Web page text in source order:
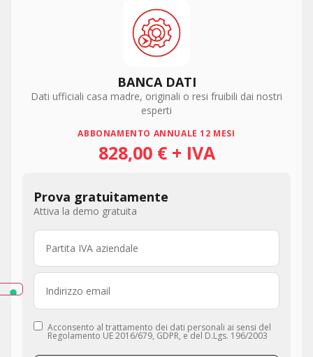
BANCA DATI
Dati ufficiali casa madre, originali o resi fruibili dai nostri
esperti
ABBONAMENTO ANNUALE 12 MESI
828,00 € + IVA
Prova gratuitamente
Attiva la demo gratuita
Acconsento al trattamento dei dati personali ai sensi del
Regolamento UE 2016/679, GDPR, e del D.Lgs. 196/2003